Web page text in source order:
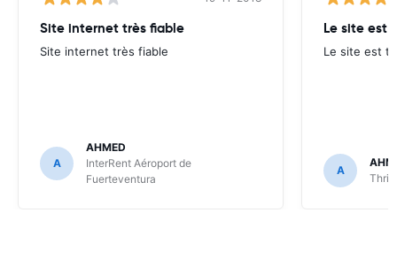
Site internet très fiable
Site internet très fiable
A
AHMED
InterRent Aéroport de
Fuerteventura
Le site est
Le site est
A